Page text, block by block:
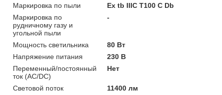
Маркировка по пыли
Ex tb IIIC T100 C Db
Маркировка по
рудничному газу и
угольной пыли
-
Мощность светильника
80 Вт
Напряжение питания
230 В
Переменный/постоянный
ток (AC/DC)
Нет
Световой поток
11400 лм